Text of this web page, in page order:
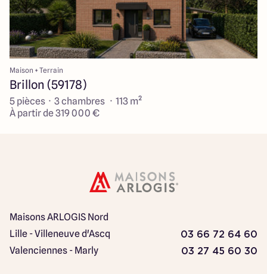
Maison + Terrain
Brillon (59178)
5 pièces · 3 chambres · 113 m²
À partir de 319 000 €
Maisons ARLOGIS Nord
Lille - Villeneuve d'Ascq
03 66 72 64 60
Valenciennes - Marly 03 27 45 60 30